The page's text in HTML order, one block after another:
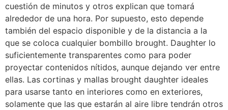
cuestión de minutos y otros explican que tomará
alrededor de una hora. Por supuesto, esto depende
también del espacio disponible y de la distancia a la
que se coloca cualquier bombillo brought. Daughter lo
suficientemente transparentes como para poder
proyectar contenidos nítidos, aunque dejando ver entre
ellas. Las cortinas y mallas brought daughter ideales
para usarse tanto en interiores como en exteriores,
solamente que las que estarán al aire libre tendrán otros